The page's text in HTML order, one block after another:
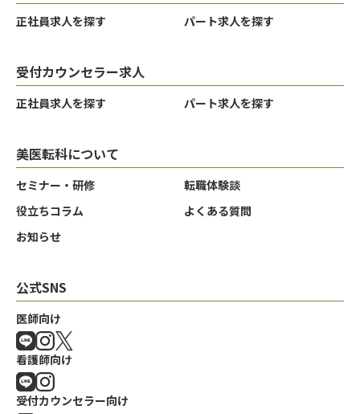
正社員求人を探す パート求人を探す
受付カウンセラー求人
正社員求人を探す パート求人を探す
美医転科について
セミナー・研修
転職体験談
役立ちコラム
よくある質問
お知らせ
公式SNS
医師向け
看護師向け
受付カウンセラー向け